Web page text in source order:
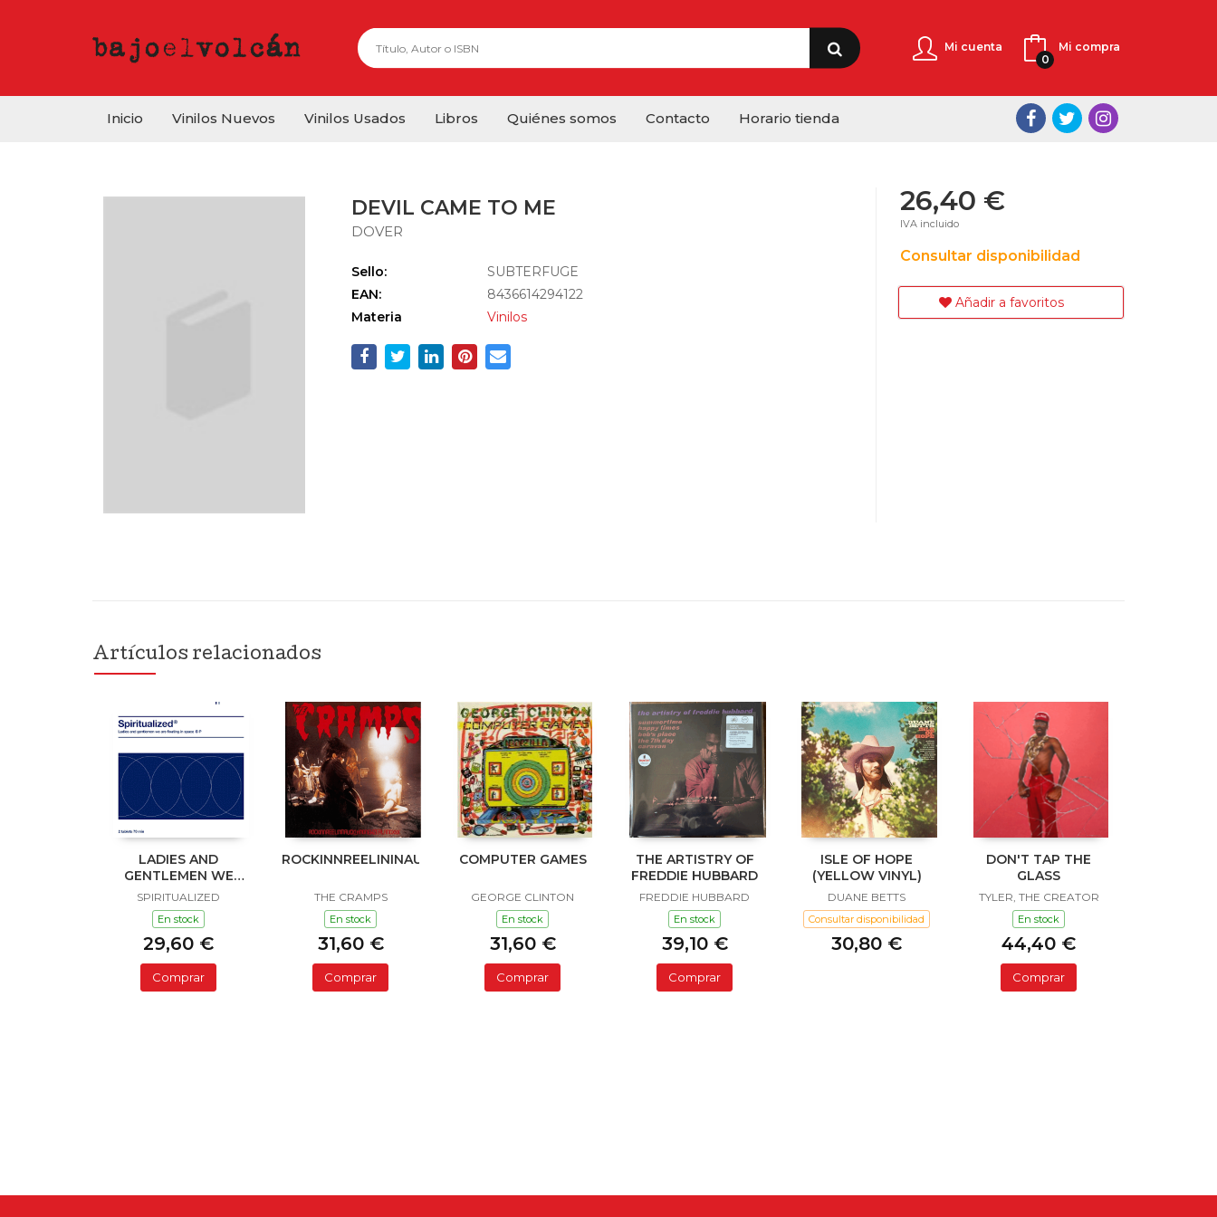
Mi cuenta
Mi compra
0
Inicio Vinilos Nuevos Vinilos Usados Libros Quiénes somos Contacto Horario tienda
DEVIL CAME TO ME
DOVER
Sello:
SUBTERFUGE
EAN:
8436614294122
Materia
Vinilos
26,40 €
IVA incluido
Consultar disponibilidad
Añadir a favoritos
Artículos relacionados
LADIES AND
GENTLEMEN WE
ARE FLOATING IN
SPACE
SPIRITUALIZED
En stock
29,60 €
Comprar
ROCKINNREELININAUKLANDNEWZEALANDXXX
THE CRAMPS
En stock
31,60 €
Comprar
COMPUTER GAMES
GEORGE CLINTON
En stock
31,60 €
Comprar
THE ARTISTRY OF
FREDDIE HUBBARD
FREDDIE HUBBARD
En stock
39,10 €
Comprar
ISLE OF HOPE
(YELLOW VINYL)
DUANE BETTS
Consultar disponibilidad
30,80 €
DON'T TAP THE
GLASS
TYLER, THE CREATOR
En stock
44,40 €
Comprar